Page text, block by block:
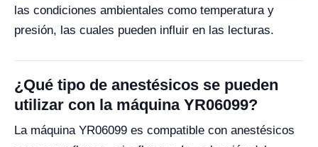
las condiciones ambientales como temperatura y
presión, las cuales pueden influir en las lecturas.
¿Qué tipo de anestésicos se pueden
utilizar con la máquina YR06099?
La máquina YR06099 es compatible con anestésicos